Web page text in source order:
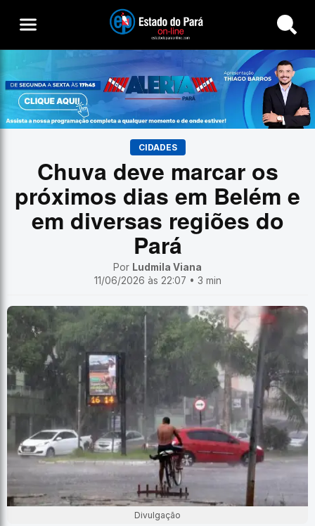
Buscar
CIDADES
Chuva deve marcar os
próximos dias em Belém e
em diversas regiões do
Pará
Por Ludmila Viana
11/06/2026 às 22:07 • 3 min
Divulgação